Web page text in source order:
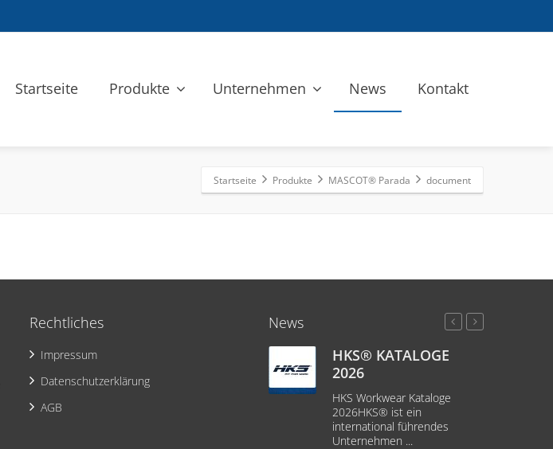
Startseite Produkte Unternehmen News Kontakt
Startseite Produkte MASCOT® Parada document
Rechtliches
Impressum
Datenschutzerklärung
AGB
News
HKS® KATALOGE
2026
HKS Workwear Kataloge
2026HKS® ist ein
international führendes
Unternehmen ...